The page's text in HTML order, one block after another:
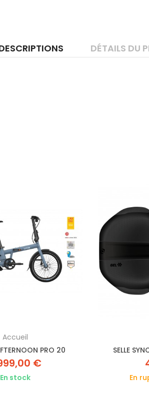
DÉTAILS DU
Accueil
PRO 20
€
En stock
SELLE
En